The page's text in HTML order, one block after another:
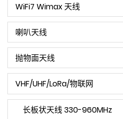
WiFi7 Wimax 天线
喇叭天线
抛物面天线
VHF/UHF/LoRa/物联网
长板状天线 330-960MHz